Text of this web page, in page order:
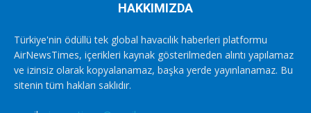
HAKKIMIZDA
Türkiye'nin ödüllü tek global havacılık haberleri platformu
AirNewsTimes, içerikleri kaynak gösterilmeden alıntı yapılamaz
ve izinsiz olarak kopyalanamaz, başka yerde yayınlanamaz. Bu
sitenin tüm hakları saklıdır.